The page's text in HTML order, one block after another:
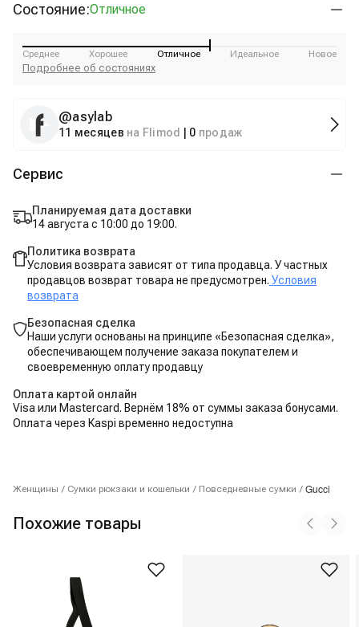
Состояние:Отличное
Среднее Хорошее Отличное Идеальное Новое
Подробнее об состояниях
@asylab
11 месяцев на Flimod 0 продаж
Сервис
Планируемая дата доставки
14 августа с 10:00 до 19:00.
Политика возврата
Условия возврата зависят от типа продавца. У частных
продавцов возврат товара не предусмотрен. Условия
возврата
Безопасная сделка
Наши услуги основаны на принципе «Безопасная сделка»,
обеспечивающем получение заказа покупателем и
своевременную оплату продавцу
Оплата картой онлайн
Visa или Mastercard. Вернём 18% от суммы заказа бонусами.
Оплата через Kaspi временно недоступна
Женщины / Сумки рюкзаки и кошельки / Повседневные сумки / Gucci
Похожие товары